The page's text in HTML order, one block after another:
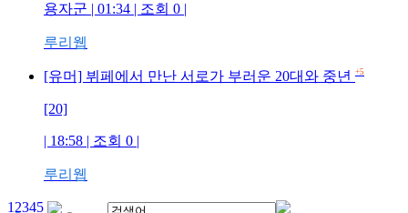
용자군 | 01:34 | 조회 0 |
루리웹
[유머] 뷔페에서 만난 서로가 부러운 20대와 중년 +5
[20]
| 18:58 | 조회 0 |
루리웹
1 2345